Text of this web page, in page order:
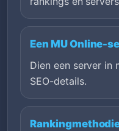
Een MU Online-
Dien een server in
SEO-details.